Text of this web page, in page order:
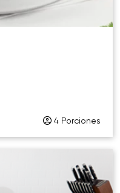
4 Porciones